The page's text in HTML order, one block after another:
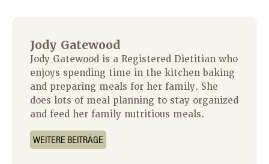
Jody Gatewood
Jody Gatewood is a Registered Dietitian who
enjoys spending time in the kitchen baking
and preparing meals for her family. She
does lots of meal planning to stay organized
and feed her family nutritious meals.
WEITERE BEITRÄGE